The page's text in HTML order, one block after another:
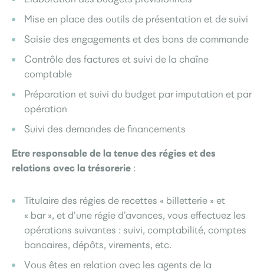
Mise en place des outils de présentation et de suivi
Saisie des engagements et des bons de commande
Contrôle des factures et suivi de la chaîne
comptable
Préparation et suivi du budget par imputation et par
opération
Suivi des demandes de financements
Etre responsable de la tenue des régies et des
relations avec la trésorerie :
Titulaire des régies de recettes « billetterie » et
« bar », et d’une régie d’avances, vous effectuez les
opérations suivantes : suivi, comptabilité, comptes
bancaires, dépôts, virements, etc.
Vous êtes en relation avec les agents de la